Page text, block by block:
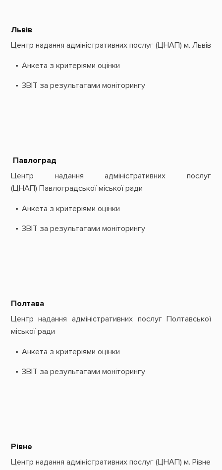
Львів
Центр надання адміністративних послуг (ЦНАП) м. Львів
Анкета з критеріями оцінки
ЗВІТ за результатами моніторингу
Павлоград
Центр надання адміністративних послуг
(ЦНАП) Павлоградської міської ради
Анкета з критеріями оцінки
ЗВІТ за результатами моніторингу
Полтава
Центр надання адміністративних послуг Полтавської
міської ради
Анкета з критеріями оцінки
ЗВІТ за результатами моніторингу
Рівне
Центр надання адміністративних послуг (ЦНАП) м. Рівне